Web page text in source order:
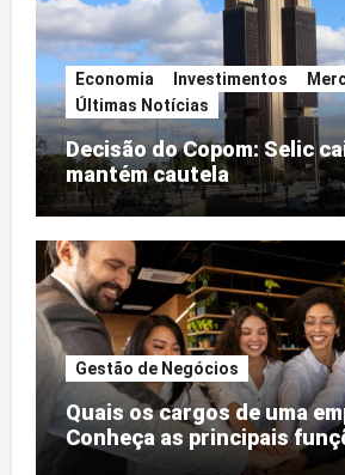
Economia Investimentos
Últimas Notícias
Decisão do Copom: Selic
mantém cautela
Gestão de Negócios
Quais os cargos de uma
Conheça as principais